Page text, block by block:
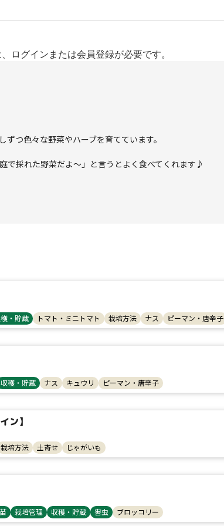
大テーマ
コンテスト
ログインまたは会員登録が必要です。
つ色々な野菜やハーブを育てています。
で採れた野菜だよ〜」と言うとよく食べてくれます♪
・貯蔵 トマト・ミニトマト 栽培方法 ナス ピーマン・唐辛子
収穫・貯蔵 ナス キュウリ ピーマン・唐辛子
ン】
栽培方法 土寄せ じゃがいも
栽培管理 収穫・貯蔵 害虫 ブロッコリー